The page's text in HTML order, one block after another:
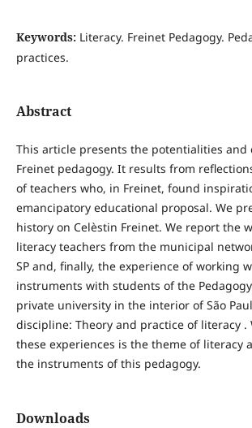
Keywords: Literacy. Freinet Pedagogy.
practices.
Abstract
This article presents the potentialities
Freinet pedagogy. It results from
of teachers who, in Freinet, found
emancipatory educational proposal. We
history on Celèstin Freinet. We report the
literacy teachers from the municipal
SP and, finally, the experience of working
instruments with students of the
private university in the interior of São
discipline: Theory and practice of literacy .
these experiences is the theme of literacy
the instruments of this pedagogy.
Downloads